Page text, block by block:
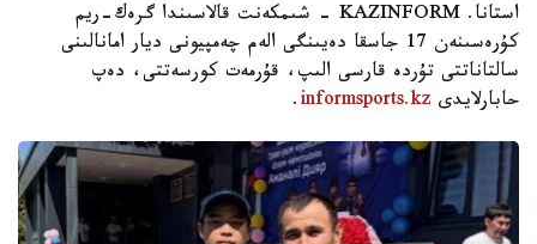
استانا. KAZINFORM - شىمكەنت قالاسىندا گرەك-ريم
كۇرەسىنەن 17 جاسقا دەيىنگى الەم چەمپيونى ديار امانالىنى
سالتاناتتى تۇردە قارسى الىپ، قۇرمەت كورسەتتى، دەپ
حابارلايدى informsports.kz
.